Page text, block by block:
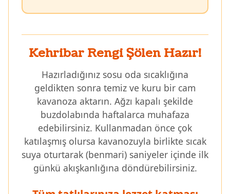
Kehribar Rengi Şölen Hazır!
Hazırladığınız sosu oda sıcaklığına
geldikten sonra temiz ve kuru bir cam
kavanoza aktarın. Ağzı kapalı şekilde
buzdolabında haftalarca muhafaza
edebilirsiniz. Kullanmadan önce çok
katılaşmış olursa kavanozuyla birlikte sıcak
suya oturtarak (benmari) saniyeler içinde ilk
günkü akışkanlığına döndürebilirsiniz.